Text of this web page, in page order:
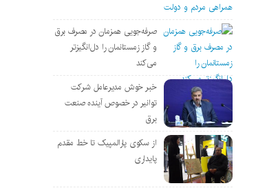
صرفه‌جویی همزمان در مصرف برق
و گاز زمستانمان را دل‌انگیزتر
می‌کند
خبر خوش مدیرعامل شرکت
توانیر در خصوص آینده صنعت
برق
از سکوی پارالمپیک تا خط مقدم
پایداری